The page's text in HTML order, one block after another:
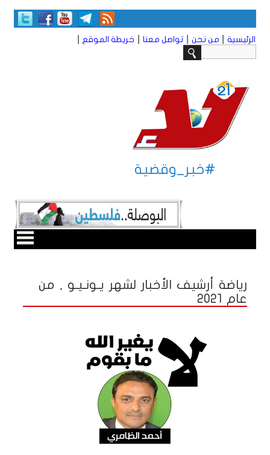
الرئيسية من نحن تواصل معنا خريطة الموقع
#خبر_وقضية
رياضة أرشيف الأخبار لشهر يـونـيـو , من
عام 2021